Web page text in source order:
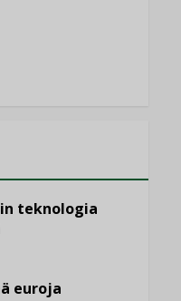
teknologia
euroja